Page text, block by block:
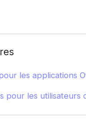
les applications
pour les utilisateurs